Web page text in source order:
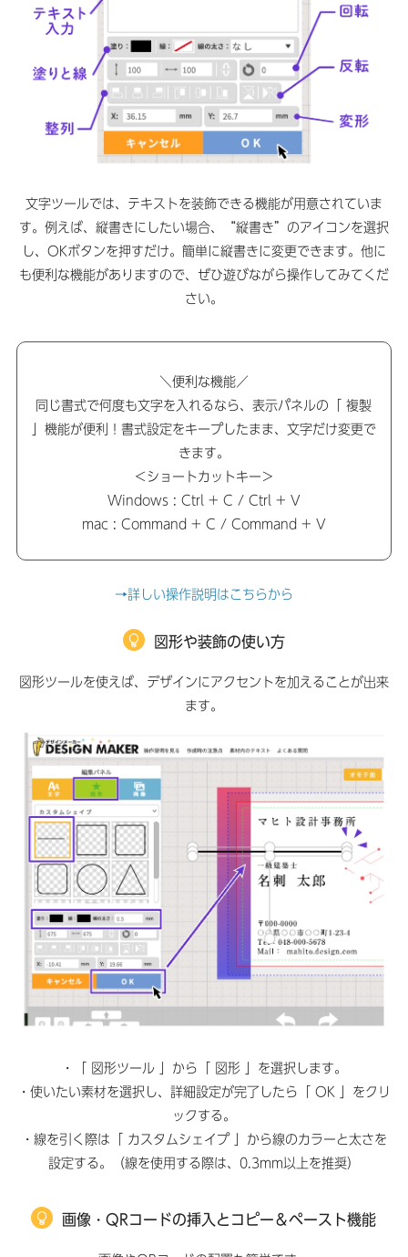
文字ツールでは、テキストを装飾できる機能が用意されていま
す。例えば、縦書きにしたい場合、“縦書き”のアイコンを選択
し、OKボタンを押すだけ。簡単に縦書きに変更できます。他に
も便利な機能がありますので、ぜひ遊びながら操作してみてくだ
さい。
＼便利な機能／
同じ書式で何度も文字を入れるなら、表示パネルの「 複製
」機能が便利！書式設定をキープしたまま、文字だけ変更で
きます。
＜ショートカットキー＞
Windows : Ctrl + C / Ctrl + V
mac : Command + C / Command + V
→詳しい操作説明はこちらから
図形や装飾の使い方
図形ツールを使えば、デザインにアクセントを加えることが出来
ます。
・「 図形ツール 」から「 図形 」を選択します。
・使いたい素材を選択し、詳細設定が完了したら「 OK 」をクリ
ックする。
・線を引く際は「 カスタムシェイプ 」から線のカラーと太さを
設定する。（線を使用する際は、0.3mm以上を推奨）
画像・QRコードの挿入とコピー＆ペースト機能